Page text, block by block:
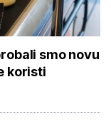
smo novu
koristi